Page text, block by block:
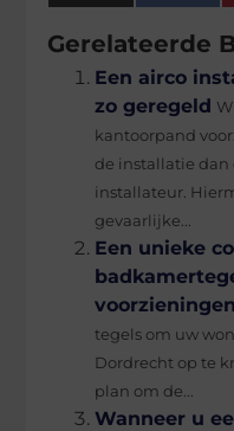
(Twitter)
Gerelateerde
Een airco
zo geregeld
kantoorpand
de installatie dan
installateur.
gevaarlijke...
Een unieke
voorzieningen
tegels om uw
Dordrecht op te
plan om de...
Wanneer u